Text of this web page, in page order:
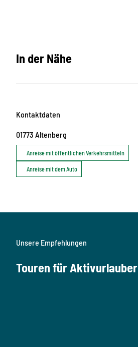
In der Nähe
Kontaktdaten
01773 Altenberg
Anreise mit öffentlichen Verkehrsmitteln
Anreise mit dem Auto
Unsere Empfehlungen
Touren für Aktivurlauber